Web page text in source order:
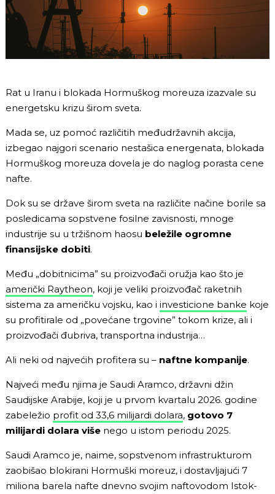
Rat u Iranu i blokada Hormuškog moreuza izazvale su
energetsku krizu širom sveta.
Mada se, uz pomoć različitih međudržavnih akcija,
izbegao najgori scenario nestašica energenata, blokada
Hormuškog moreuza dovela je do naglog porasta cene
nafte.
Dok su se države širom sveta na različite načine borile sa
posledicama sopstvene fosilne zavisnosti, mnoge
industrije su u tržišnom haosu beležile ogromne
finansijske dobiti.
Među „dobitnicima” su proizvođači oružja kao što je
američki Raytheon, koji je veliki proizvođač raketnih
sistema za američku vojsku, kao i investicione banke koje
su profitirale od „povećane trgovine” tokom krize, ali i
proizvođači đubriva, transportna industrija…
Ali neki od najvećih profitera su – naftne kompanije.
Najveći među njima je Saudi Aramco, državni džin
Saudijske Arabije, koji je u prvom kvartalu 2026. godine
zabeležio profit od 33,6 milijardi dolara, gotovo 7
milijardi dolara više nego u istom periodu 2025.
Saudi Aramco je, naime, sopstvenom infrastrukturom
zaobišao blokirani Hormuški moreuz, i dostavljajući 7
miliona barela nafte dnevno svojim naftovodom Istok-